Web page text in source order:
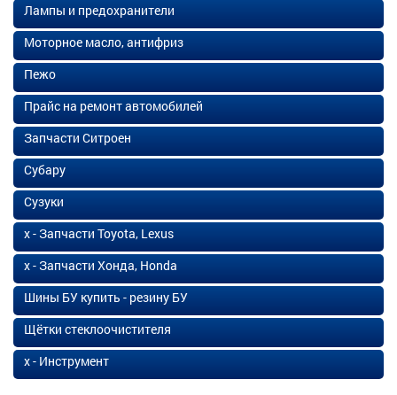
Лампы и предохранители
Моторное масло, антифриз
Пежо
Прайс на ремонт автомобилей
Запчасти Ситроен
Субару
Сузуки
х - Запчасти Toyota, Lexus
х - Запчасти Хонда, Honda
Шины БУ купить - резину БУ
Щётки стеклоочистителя
х - Инструмент